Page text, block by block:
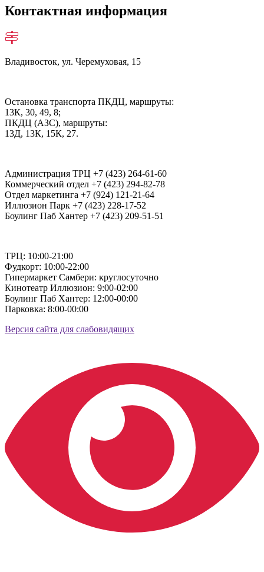
Контактная информация
Владивосток, ул. Черемуховая, 15
Остановка транспорта ПКДЦ, маршруты:
13К, 30, 49, 8;
ПКДЦ (АЗС), маршруты:
13Д, 13К, 15К, 27.
Администрация ТРЦ +7 (423) 264-61-60
Коммерческий отдел +7 (423) 294-82-78
Отдел маркетинга +7 (924) 121-21-64
Иллюзион Парк +7 (423) 228-17-52
Боулинг Паб Хантер +7 (423) 209-51-51
ТРЦ: 10:00-21:00
Фудкорт: 10:00-22:00
Гипермаркет Самбери: круглосуточно
Кинотеатр Иллюзион: 9:00-02:00
Боулинг Паб Хантер: 12:00-00:00
Парковка: 8:00-00:00
Версия сайта для слабовидящих